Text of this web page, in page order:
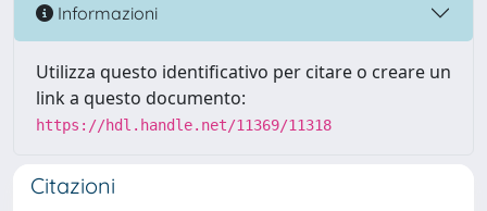
Informazioni
Utilizza questo identificativo per citare o creare un
link a questo documento:
https://hdl.handle.net/11369/11318
Citazioni